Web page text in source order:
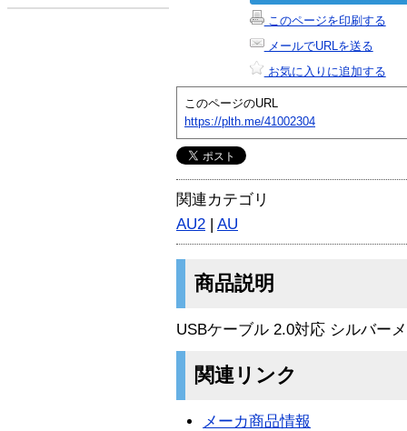
このページを印刷する
メールでURLを送る
お気に入りに追加する
このページのURL
https://plth.me/41002304
関連カテゴリ
AU2 | AU
商品説明
USBケーブル 2.0対応 シルバー
関連リンク
メーカ商品情報